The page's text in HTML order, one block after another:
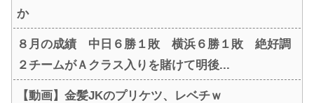
か
８月の成績 中日６勝１敗 横浜６勝１敗 絶好調
２チームがＡクラス入りを賭けて明後...
【動画】金髪JKのプリケツ、レベチｗ